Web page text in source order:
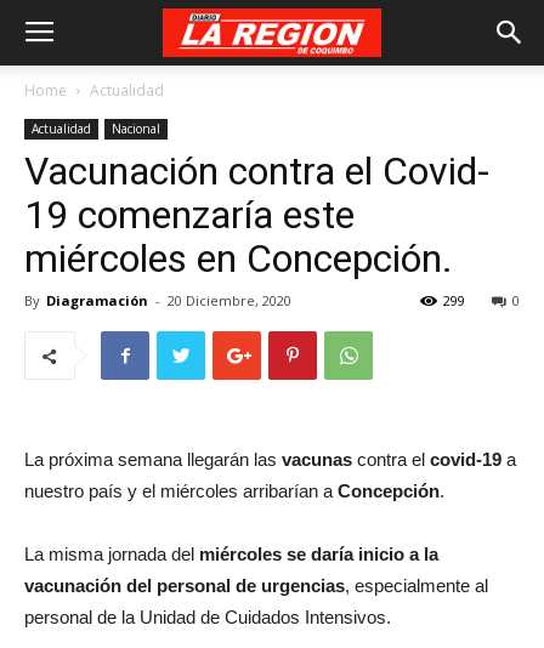
Home Actualidad
Actualidad Nacional
Vacunación contra el Covid-
19 comenzaría este
miércoles en Concepción.
By Diagramación - 20 Diciembre, 2020 0
299
La próxima semana llegarán las vacunas contra el covid-19 a
nuestro país y el miércoles arribarían a Concepción.
La misma jornada del miércoles se daría inicio a la
vacunación del personal de urgencias, especialmente al
personal de la Unidad de Cuidados Intensivos.